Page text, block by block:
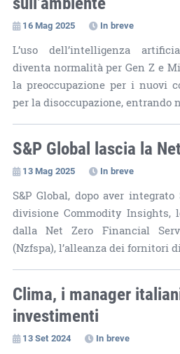
16 Mag 2025 In breve
L’uso dell’intelligenza
diventa normalità per Gen Z e
la preoccupazione per i nuovi
per la disoccupazione, entrando
S&P Global lascia la
13 Mag 2025 In breve
S&P Global, dopo aver
divisione Commodity Insights,
dalla Net Zero Financial
(Nzfspa), l’alleanza dei fornitori
Clima, i manager
investimenti
13 Set 2024 In breve